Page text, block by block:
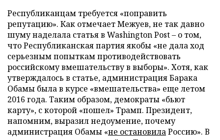
Республиканцам требуется «поправить
репутацию». Как отмечает Межуев, не так давно
шуму наделала статья в Washington Post – о том,
что Республиканская партия якобы «не дала ход
серьезным попыткам противодействовать
российскому вмешательству в выборы». Хотя, как
утверждалось в статье, администрация Барака
Обамы была в курсе «вмешательства» еще летом
2016 года. Таким образом, демократы «бьют
карту», с которой «пошел» Трамп. Президент,
напомним, выразил недоумение, почему
администрация Обамы «не остановилаРоссию». В